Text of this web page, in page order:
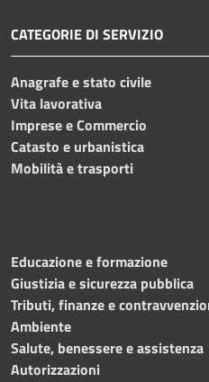
CATEGORIE DI SERVIZIO
Anagrafe e stato civile
Vita lavorativa
Imprese e Commercio
Catasto e urbanistica
Mobilità e trasporti
Educazione e formazione
Giustizia e sicurezza pubblica
Tributi, finanze e
Ambiente
Salute, benessere e assistenza
Autorizzazioni